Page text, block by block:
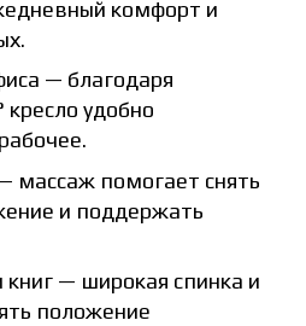
комфорт и
— благодаря
удобно
помогает снять
и поддержать
— широкая спинка и
положение